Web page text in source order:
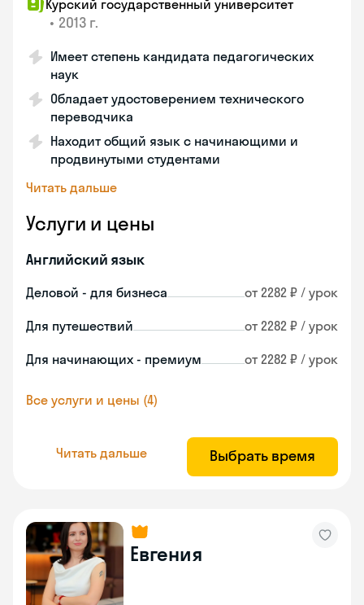
Курский государственный университет
• 2013 г.
Имеет степень кандидата педагогических
наук
Обладает удостоверением технического
переводчика
Находит общий язык с начинающими и
продвинутыми студентами
Читать дальше
Услуги и цены
Английский язык
Деловой - для бизнеса от 2282 ₽ / урок
Для путешествий от 2282 ₽ / урок
Для начинающих - премиум от 2282 ₽ / урок
Все услуги и цены (4)
Читать дальше Выбрать время
Евгения